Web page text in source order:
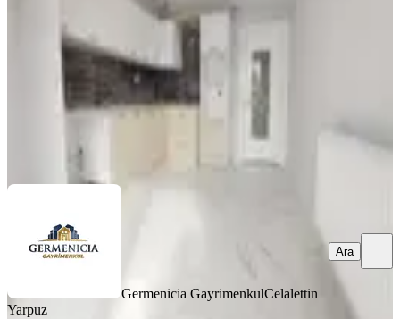
·150 m² ·3. Kat
5.150.000 ₺
Germenicia GayrimenkulCelalettin
Yarpuz
Ara